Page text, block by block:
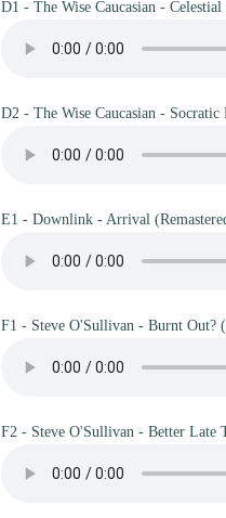
D1 - The Wise Caucasian -
D2 - The Wise Caucasian - Socratic
E1 - Downlink - Arrival
F1 - Steve O'Sullivan - Burnt Out?
F2 - Steve O'Sullivan - Better Late